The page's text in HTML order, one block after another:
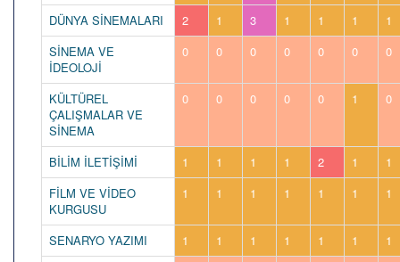
DÜNYA SİNEMALARI
2 1 3 1 1 1
1
SİNEMA VE
İDEOLOJİ
0 0 0 0 0 0 0
KÜLTÜREL
ÇALIŞMALAR VE
SİNEMA
0 0 0 0 0 1 0
BİLİM İLETİŞİMİ 1 1 1 1 2 1
1
FİLM VE VİDEO
KURGUSU
1 1 1 1 1 1 1
SENARYO YAZIMI 1 1 1 1 1 1
1